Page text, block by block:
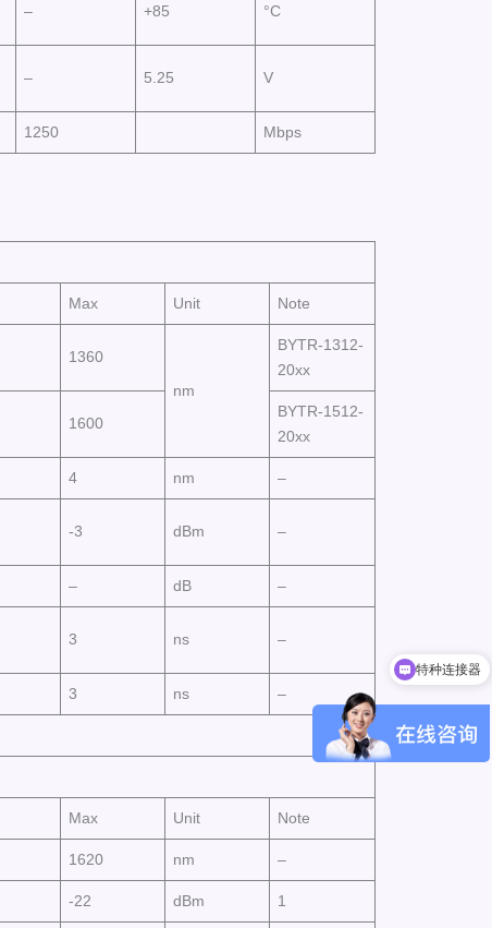
– +85 °C
– 5.25 V
1250 Mbps
Max Unit Note
1360
nm
BYTR-1312-
20xx
1600
BYTR-1512-
20xx
4 nm –
-3 dBm –
– dB –
3 ns –
3 ns –
Max Unit Note
1620 nm –
-22 dBm 1
小型化光模块